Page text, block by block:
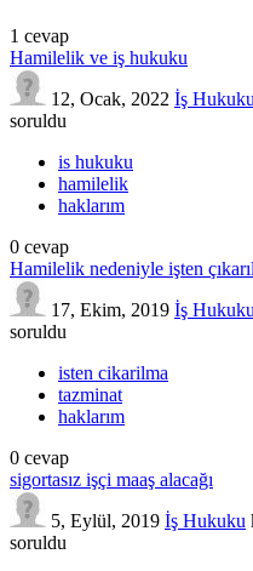
1 cevap
Hamilelik ve iş hukuku
12, Ocak, 2022 İş Hukuku
soruldu
is hukuku
hamilelik
haklarım
0 cevap
Hamilelik nedeniyle işten
17, Ekim, 2019 İş Hukuku
soruldu
isten cikarilma
tazminat
haklarım
0 cevap
sigortasız işçi maaş alacağı
5, Eylül, 2019 İş Hukuku
soruldu